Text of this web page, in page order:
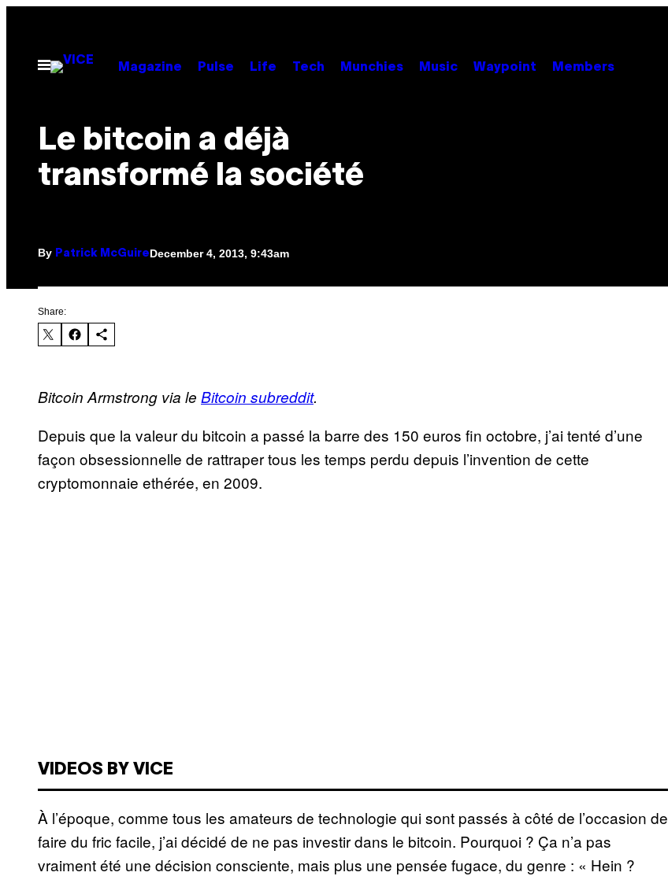
contentOpen
Menu
Magazine Pulse Life Tech Munchies Music Waypoint Members
Le bitcoin a déjà
transformé la société
By Patrick McGuireDecember 4, 2013, 9:43am
Share:
Bitcoin Armstrong via le Bitcoin subreddit.
Depuis que la valeur du bitcoin a passé la barre des 150 euros fin octobre, j’ai tenté d’une
façon obsessionnelle de rattraper tous les temps perdu depuis l’invention de cette
cryptomonnaie ethérée, en 2009.
VIDEOS BY VICE
À l’époque, comme tous les amateurs de technologie qui sont passés à côté de l’occasion de
faire du fric facile, j’ai décidé de ne pas investir dans le bitcoin. Pourquoi ? Ça n’a pas
vraiment été une décision consciente, mais plus une pensée fugace, du genre : « Hein ?